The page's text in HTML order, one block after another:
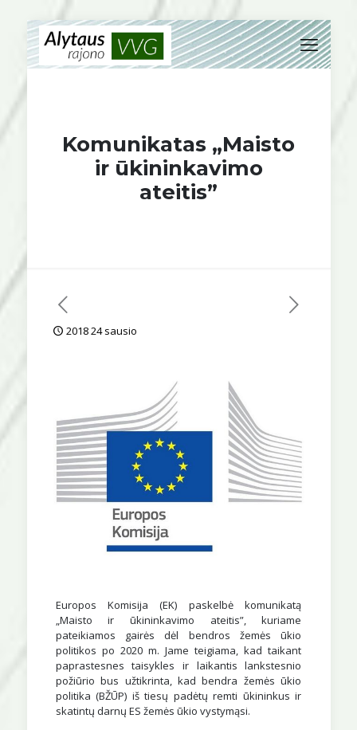
Komunikatas „Maisto
ir ūkininkavimo
ateitis”
2018 24 sausio
Europos Komisija (EK) paskelbė komunikatą
„Maisto ir ūkininkavimo ateitis”, kuriame
pateikiamos gairės dėl bendros žemės ūkio
politikos po 2020 m. Jame teigiama, kad taikant
paprastesnes taisykles ir laikantis lankstesnio
požiūrio bus užtikrinta, kad bendra žemės ūkio
politika (BŽŪP) iš tiesų padėtų remti ūkininkus ir
skatintų darnų ES žemės ūkio vystymąsi.